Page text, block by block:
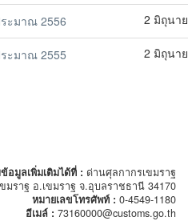
ะมาณ 2556 2 มิถุนา
ะมาณ 2555 2 มิถุนา
อมูลเพิ่มเติมได้ที่ : ด่านศุลกากรเขมราฐ
มราฐ อ.เขมราฐ จ.อุบลราชธานี 34170
หมายเลขโทรศัพท์ : 0-4549-1180
อีเมล์ : 73160000@customs.go.th